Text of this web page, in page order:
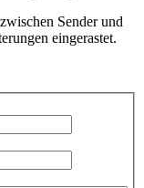
Sender und
eingerastet.